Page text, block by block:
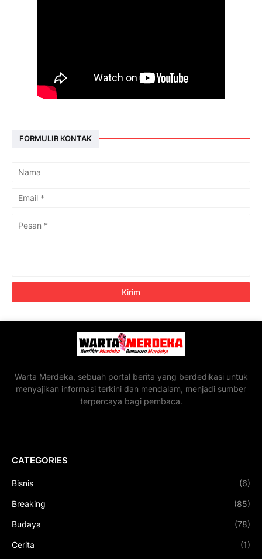
FORMULIR KONTAK
Warta Merdeka, sebuah portal berita yang berdedikasi untuk
menyajikan informasi terkini dan mendalam, menjadi sumber
terpercaya bagi pembaca.
CATEGORIES
Bisnis (6)
Breaking (85)
Budaya (78)
Cerita (1)